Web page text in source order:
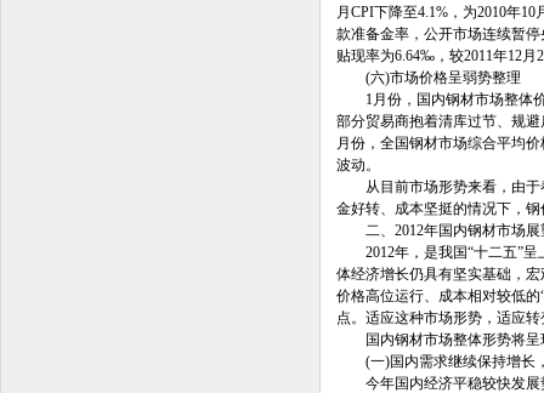
月CPI下降至4.1%，为2010年
款准备金率，公开市场连续暂
贴现率为6.64‰，较2011年12月
(六)市场价格呈弱势整理
1月份，国内钢材市场整体价
部分贸易商抱着清库过节、规
月份，全国钢材市场综合平均
波动。
从目前市场形势来看，由于
金好转、成本坚挺的情况下，
二、2012年国内钢材市场展
2012年，是我国“十二五”呈
体经济增长仍具有坚实基础，
价格高位运行、成本相对较低
点。适应这种市场形势，适应
国内钢材市场整体形势将呈
(一)国内需求继续保持增长
今年国内经济平稳较快发展